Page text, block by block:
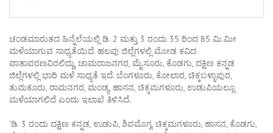
ಚಂಡಮಾರುತದ ಹಿನ್ನೆಲೆಯಲ್ಲಿ ಡಿ. 2 ಮತ್ತು 3 ರಂದು 35 ರಿಂದ 85 ಮಿ.ಮೀ
ಮಳೆಯಾಗುವ ಸಾಧ್ಯತೆಯಿದೆ. ಹಲವು ಜಿಲ್ಲೆಗಳಲ್ಲಿ ಮೋಡ ಕವಿದ
ವಾತಾವರಣವಿರಲಿದ್ದು, ಚಾಮರಾಜನಗರ, ಮೈಸೂರು, ಕೊಡಗು, ದಕ್ಷಿಣ ಕನ್ನಡ
ಜಿಲ್ಲೆಗಳಲ್ಲಿ ಭಾರಿ ಮಳೆ ಸಾಧ್ಯತೆ ಇದೆ. ಬೆಂಗಳೂರು, ಕೋಲಾರ, ಚಿಕ್ಕಬಳ್ಳಾಪುರ,
ತುಮಕೂರು, ರಾಮನಗರ, ಮಂಡ್ಯ, ಹಾಸನ, ಚಿಕ್ಕಮಗಳೂರು, ಉಡುಪಿಯಲ್ಲೂ
ಮಳೆಯಾಗಲಿದೆ ಎಂದು ಇಲಾಖೆ ತಿಳಿಸಿದೆ.
‘ಡಿ. 3 ರಂದು ದಕ್ಷಿಣ ಕನ್ನಡ, ಉಡುಪಿ, ಶಿವಮೊಗ್ಗ, ಚಿಕ್ಕಮಗಳೂರು, ಹಾಸನ, ಕೊಡಗು,